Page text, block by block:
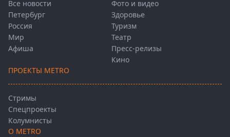
Все новости
Петербург
Россия
Мир
Афиша
Фото и видео
Здоровье
Туризм
Театр
Пресс-релизы
Кино
ПРОЕКТЫ METRO
Стримы
Спецпроекты
Колумнисты
О METRO